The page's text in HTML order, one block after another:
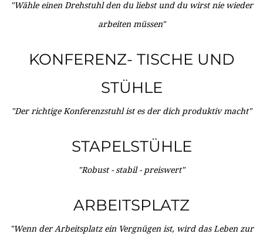
"Wähle einen Drehstuhl den du liebst und du wirst nie wieder
arbeiten müssen"
KONFERENZ- TISCHE UND
STÜHLE
"Der richtige Konferenzstuhl ist es der dich produktiv macht"
STAPELSTÜHLE
"Robust - stabil - preiswert"
ARBEITSPLATZ
"Wenn der Arbeitsplatz ein Vergnügen ist, wird das Leben zur